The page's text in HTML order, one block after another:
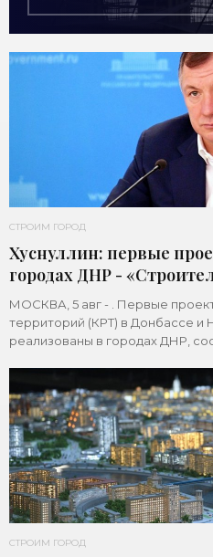
СТРОИМ ГОРОД
Хуснуллин: первые
городах ДНР -
МОСКВА, 5 авг - . Первые
территорий (КРТ) в Донбассе и
реализованы в городах ДНР,
СТРОИМ ГОРОД